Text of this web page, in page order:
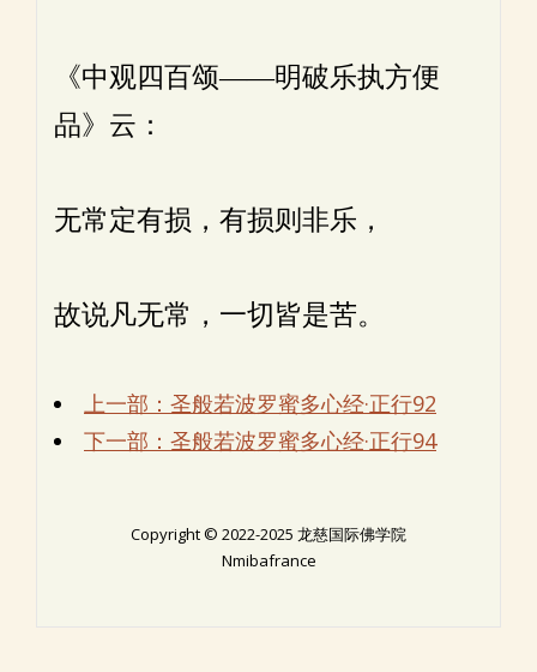
《中观四百颂——明破乐执方便
品》云：
无常定有损，有损则非乐，
故说凡无常，一切皆是苦。
上一部：圣般若波罗蜜多心经·正行92
下一部：圣般若波罗蜜多心经·正行94
Copyright © 2022-2025 龙慈国际佛学院
Nmibafrance